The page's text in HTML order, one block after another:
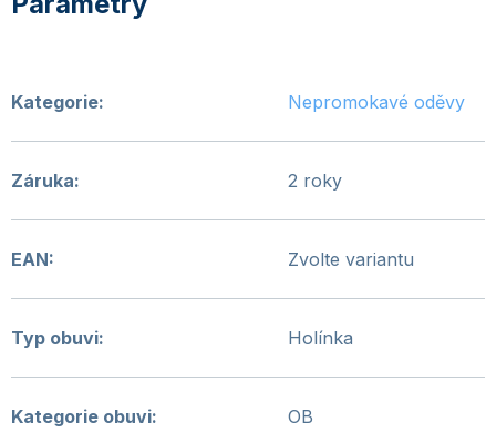
Kategorie: Nepromokavé oděvy
Záruka: 2 roky
EAN: Zvolte variantu
Typ obuvi: Holínka
Kategorie obuvi: OB